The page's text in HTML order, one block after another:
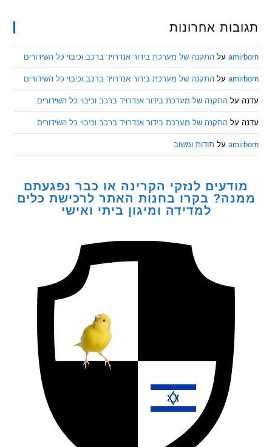
אחרונות
עלהתקנה של מערכת בידור אנדרויד ברכב וכיבוי כל השידורים
עלהתקנה של מערכת בידור אנדרויד ברכב וכיבוי כל השידורים
התקנה של מערכת בידור אנדרויד ברכב וכיבוי כל השידורים
התקנה של מערכת בידור אנדרויד ברכב וכיבוי כל השידורים
עלתודות ומשוב
לנזקי הקרינה או כבר נפגעתם
בקרו בחנות האתר לרכישת כלים
למדידה ומיגון ביתי ואישי